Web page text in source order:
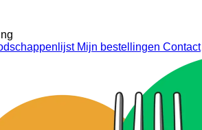
Mijn bestellingen Contact